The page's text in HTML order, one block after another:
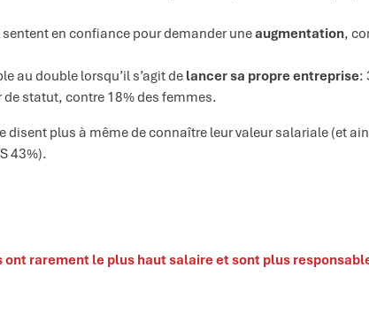
en confiance pour demander uneaugmentation,
au double lorsqu’il s’agit de lancer sa propre entreprise:
statut, contre 18% des femmes.
disent plus à même de connaître leur valeur salariale (et
43%).
ont rarement le plus haut salaire et sont plus